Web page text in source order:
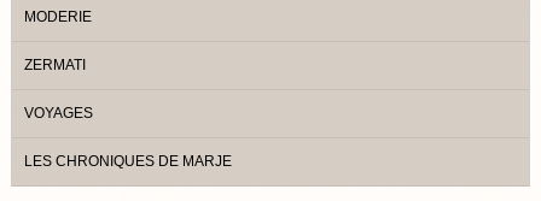
MODERIE
ZERMATI
VOYAGES
LES CHRONIQUES DE MARJE